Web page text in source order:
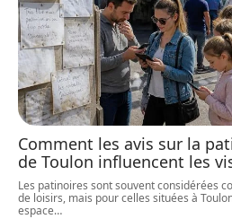
Comment les avis sur la
de Toulon influencent les
Les patinoires sont souvent considérées
de loisirs, mais pour celles situées à
espace…